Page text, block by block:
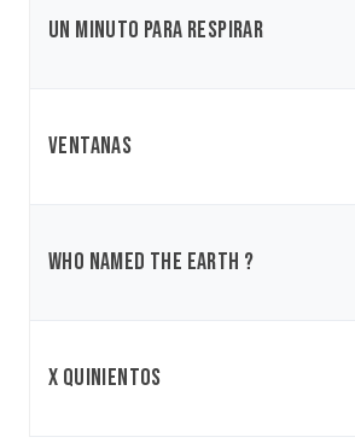
Un minuto para respirar
Ventanas
Who named the earth ?
X Quinientos